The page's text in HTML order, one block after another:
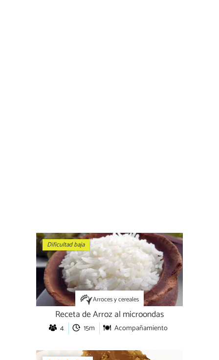
Dificultad baja
Arroces y cereales
Receta de Arroz al microondas
4 15m Acompañamiento